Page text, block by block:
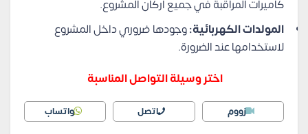
كاميرات المراقبة في جميع أركان المشروع.
المولدات الكهربائية:وجودها ضروري داخل المشروع
لاستخدامها عند الضرورة.
اختر وسيلة التواصل المناسبة
زووم اتصل واتساب